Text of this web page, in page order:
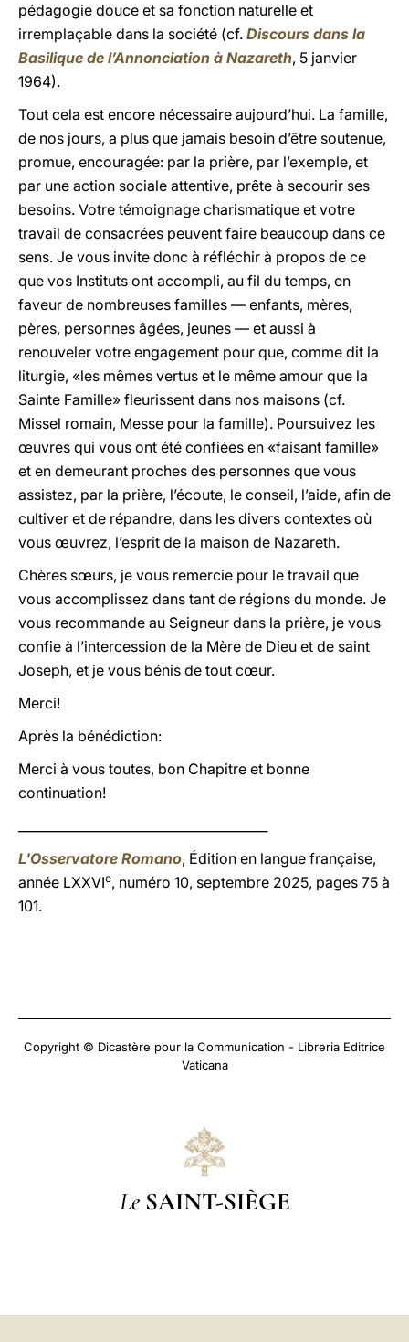
pédagogie douce et sa fonction naturelle et
irremplaçable dans la société (cf. Discours dans la
Basilique de l’Annonciation à Nazareth, 5 janvier
1964).
Tout cela est encore nécessaire aujourd’hui. La famille,
de nos jours, a plus que jamais besoin d’être soutenue,
promue, encouragée: par la prière, par l’exemple, et
par une action sociale attentive, prête à secourir ses
besoins. Votre témoignage charismatique et votre
travail de consacrées peuvent faire beaucoup dans ce
sens. Je vous invite donc à réfléchir à propos de ce
que vos Instituts ont accompli, au fil du temps, en
faveur de nombreuses familles — enfants, mères,
pères, personnes âgées, jeunes — et aussi à
renouveler votre engagement pour que, comme dit la
liturgie, «les mêmes vertus et le même amour que la
Sainte Famille» fleurissent dans nos maisons (cf.
Missel romain, Messe pour la famille). Poursuivez les
œuvres qui vous ont été confiées en «faisant famille»
et en demeurant proches des personnes que vous
assistez, par la prière, l’écoute, le conseil, l’aide, afin de
cultiver et de répandre, dans les divers contextes où
vous œuvrez, l’esprit de la maison de Nazareth.
Chères sœurs, je vous remercie pour le travail que
vous accomplissez dans tant de régions du monde. Je
vous recommande au Seigneur dans la prière, je vous
confie à l’intercession de la Mère de Dieu et de saint
Joseph, et je vous bénis de tout cœur.
Merci!
Après la bénédiction:
Merci à vous toutes, bon Chapitre et bonne
continuation!
L'Osservatore Romano, Édition en langue française,
année LXXVIe, numéro 10, septembre 2025, pages 75 à
101.
Copyright © Dicastère pour la Communication - Libreria Editrice
Vaticana
Le SAINT-SIÈGE